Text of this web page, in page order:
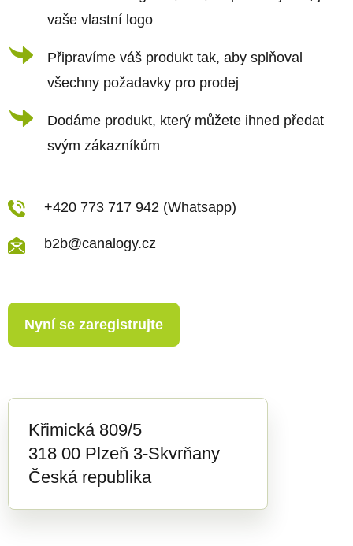
vaše vlastní logo
Připravíme váš produkt tak, aby splňoval
všechny požadavky pro prodej
Dodáme produkt, který můžete ihned předat
svým zákazníkům
+420 773 717 942 (Whatsapp)
b2b@canalogy.cz
Nyní se zaregistrujte
Křimická 809/5
318 00 Plzeň 3-Skvrňany
Česká republika